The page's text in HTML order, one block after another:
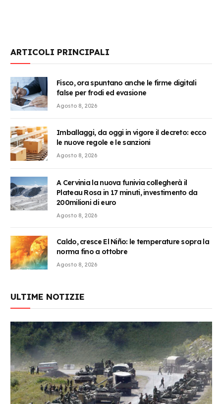
ARTICOLI PRINCIPALI
Fisco, ora spuntano anche le firme digitali
false per frodi ed evasione
Agosto 8, 2026
Imballaggi, da oggi in vigore il decreto: ecco
le nuove regole e le sanzioni
Agosto 8, 2026
A Cervinia la nuova funivia collegherà il
Plateau Rosa in 17 minuti, investimento da
200milioni di euro
Agosto 8, 2026
Caldo, cresce El Niño: le temperature sopra la
norma fino a ottobre
Agosto 8, 2026
ULTIME NOTIZIE